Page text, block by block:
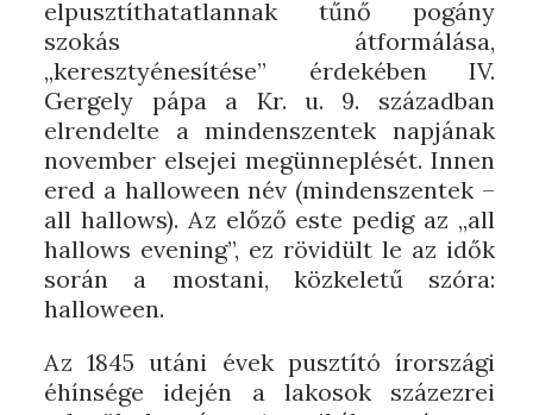
elpusztíthatatlannak tűnő pogány
szokás átformálása,
„keresztyénesítése” érdekében IV.
Gergely pápa a Kr. u. 9. században
elrendelte a mindenszentek napjának
november elsejei megünneplését. Innen
ered a halloween név (mindenszentek –
all hallows). Az előző este pedig az „all
hallows evening”, ez rövidült le az idők
során a mostani, közkeletű szóra:
halloween.
Az 1845 utáni évek pusztító írországi
éhínsége idején a lakosok százezrei